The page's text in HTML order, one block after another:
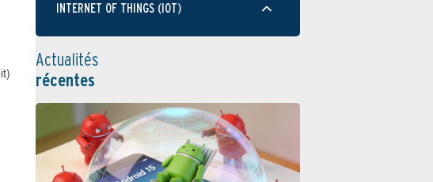
INTERNET OF THINGS (IOT)
Actualités
récentes